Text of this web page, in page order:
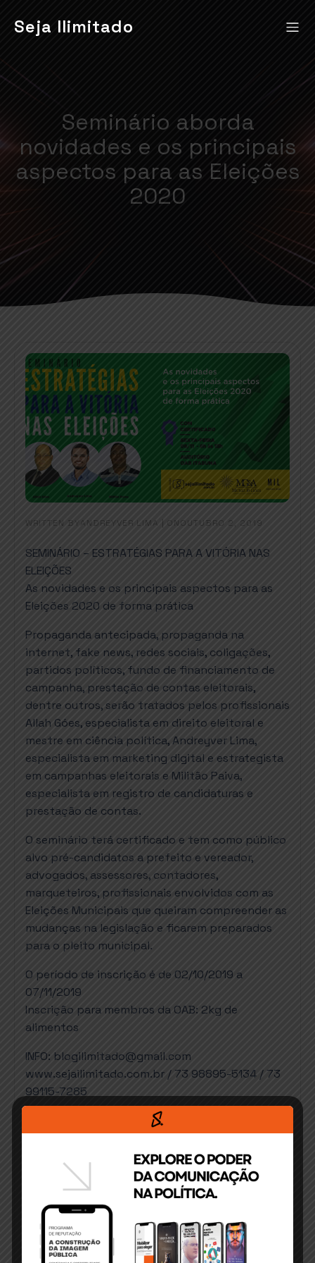
Seja Ilimitado
Seminário aborda
novidades e os principais
aspectos para as Eleições
2020
WRITTEN BY ANDREYVER LIMA ON OUTUBRO 2, 2019
SEMINÁRIO – ESTRATÉGIAS PARA A VITÓRIA NAS
ELEIÇÕES
As novidades e os principais aspectos para as
Eleições 2020 de forma prática
Propaganda antecipada, propaganda na
internet, fake news, redes sociais, coligações,
partidos políticos, fundo de financiamento de
campanha, prestação de contas eleitorais,
dentre outros, serão tratados pelos profissionais
Allah Góes, especialista em direito eleitoral e
mestre em ciência política, Andreyver Lima,
especialista em marketing digital e estrategista
em campanhas eleitorais e Militão Paiva,
especialista em registro de candidaturas e
prestação de contas.
O seminário terá certificado e tem como público
alvo pré-candidatos a prefeito e vereador,
advogados, assessores, contadores,
marqueteiros, profissionais envolvidos com as
Eleições Municipais que queiram compreender as
mudanças na legislação e ficarem preparados
para o pleito municipal.
O período de inscrição é de 02/10/2019 a
07/11/2019
Inscrição para membros da OAB: 2kg de
alimentos
INFO: blogilimitado@gmail.com
www.sejailimitado.com.br / 73 98895-5134 / 73
99115-7285
DIA: SEXTA-FEIRA – 08/11 – 8h às 13h
LOCAL: Auditório OAB Subseção Itabuna/BA
https://www.sympla.com.br/seminario-
estrategias-para-a-vitoria-nas-
eleicoes__668632
Compartilhe isso: